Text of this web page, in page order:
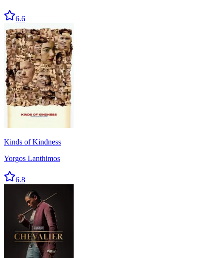
6.6
Kinds of Kindness
Yorgos Lanthimos
6.8